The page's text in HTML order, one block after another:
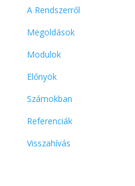
A Rendszerről
Megoldások
Modulok
Előnyök
Számokban
Referenciák
Visszahívás